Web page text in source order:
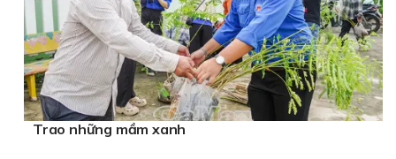
Trao những mầm xanh